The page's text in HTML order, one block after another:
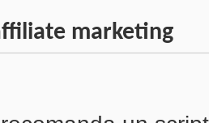
marketing